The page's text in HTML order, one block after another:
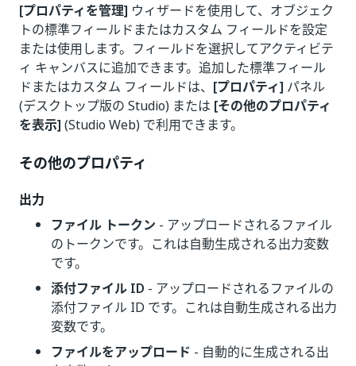
[プロパティを管理] ウィザードを使用して、オブジェク
トの標準フィールドまたはカスタム フィールドを設定
または使用します。フィールドを選択してアクティビテ
ィ キャンバスに追加できます。追加した標準フィール
ドまたはカスタム フィールドは、 [プロパティ] パネル
(デスクトップ版の Studio) または [その他のプロパティ
を表示] (Studio Web) で利用できます。
その他のプロパティ
出力
ファイル トークン - アップロードされるファイル
のトークンです。これは自動生成される出力変数
です。
添付ファイル ID - アップロードされるファイルの
添付ファイル ID です。これは自動生成される出力
変数です。
ファイルをアップロード - 自動的に生成される出